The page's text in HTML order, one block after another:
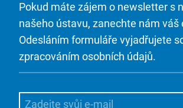
Pokud máte zájem o newsletter s
našeho ústavu, zanechte nám váš
Odesláním formuláře vyjadřujete
zpracováním osobních údajů.